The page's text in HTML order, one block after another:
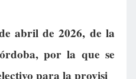
abril de 2026, de la
por la que se
para la provisi